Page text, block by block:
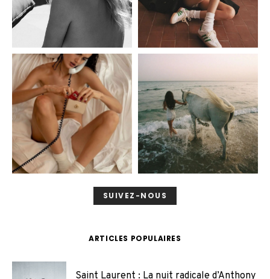
SUIVEZ-NOUS
ARTICLES POPULAIRES
Saint Laurent : La nuit radicale d’Anthony